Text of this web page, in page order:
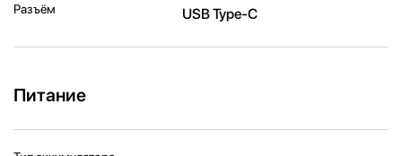
Разъём USB Type-C
Питание